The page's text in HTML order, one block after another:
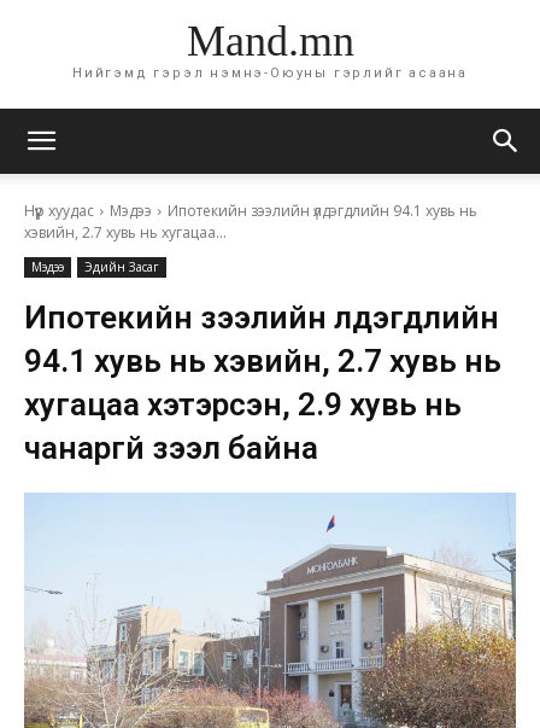
Mand.mn
Нийгэмд гэрэл нэмнэ-Оюуны гэрлийг асаана
Нүүр хуудас Мэдээ
Ипотекийн зээлийн үлдэгдлийн 94.1 хувь нь
хэвийн, 2.7 хувь нь хугацаа...
Мэдээ Эдийн Засаг
Ипотекийн зээлийн үлдэгдлийн
94.1 хувь нь хэвийн, 2.7 хувь нь
хугацаа хэтэрсэн, 2.9 хувь нь
чанаргүй зээл байна